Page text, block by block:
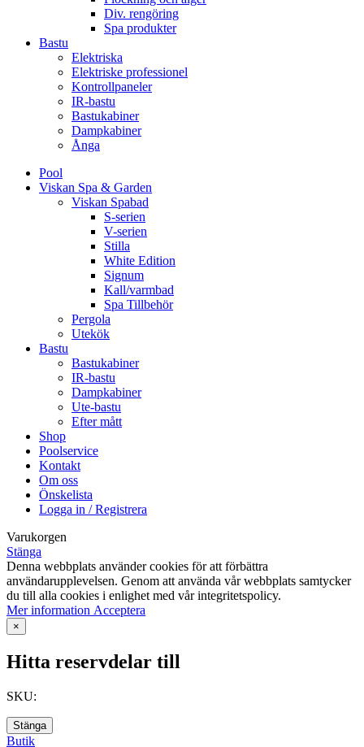
Div. rengöring
Spa produkter
Bastu
Elektriska
Elektriske professionel
Kontrollpaneler
IR-bastu
Bastukabiner
Dampkabiner
Ånga
Pool
Viskan Spa & Garden
Viskan Spabad
S-serien
V-serien
Stilla
White Edition
Signum
Kall/varmbad
Spa Tillbehör
Pergola
Utekök
Bastu
Bastukabiner
IR-bastu
Dampkabiner
Ute-bastu
Efter mått
Shop
Poolservice
Kontakt
Om oss
Önskelista
Logga in / Registrera
Varukorgen
Stänga
Denna webbplats använder cookies för att förbättra
användarupplevelsen. Genom att använda vår webbplats samtycker
du till alla cookies i enlighet med vår integritetspolicy.
Mer information Mer
Acceptera
×
Hitta reservdelar till
SKU:
Stänga
Butik